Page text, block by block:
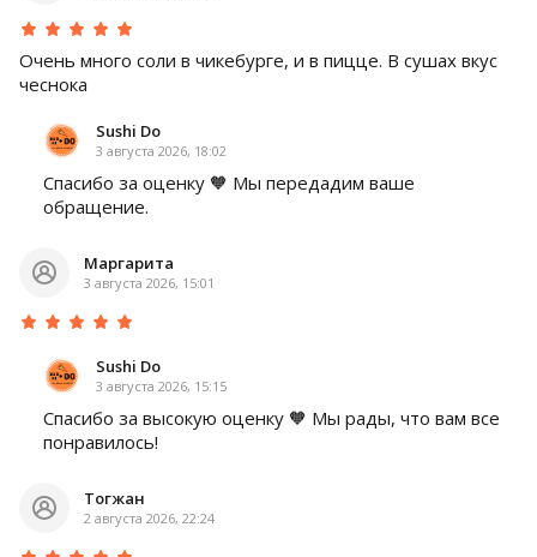
Очень много соли в чикебурге, и в пицце. В сушах вкус
чеснока
Sushi Do
3 августа 2026, 18:02
Спасибо за оценку 🧡 Мы передадим ваше
обращение.
Маргарита
3 августа 2026, 15:01
Sushi Do
3 августа 2026, 15:15
Спасибо за высокую оценку 🧡 Мы рады, что вам все
понравилось!
Тогжан
2 августа 2026, 22:24